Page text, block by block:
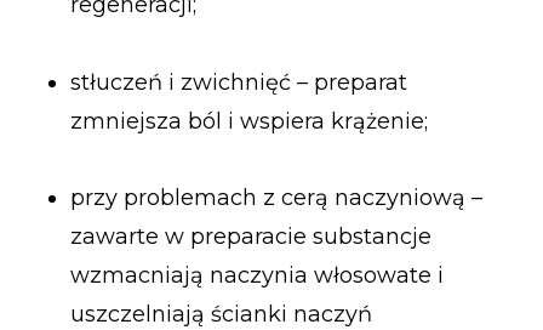
regeneracji;
stłuczeń i zwichnięć – preparat
zmniejsza ból i wspiera krążenie;
przy problemach z cerą naczyniową –
zawarte w preparacie substancje
wzmacniają naczynia włosowate i
uszczelniają ścianki naczyń